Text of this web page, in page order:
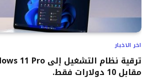
اخر الاخبار
مقابل 10 دولارات فقط.